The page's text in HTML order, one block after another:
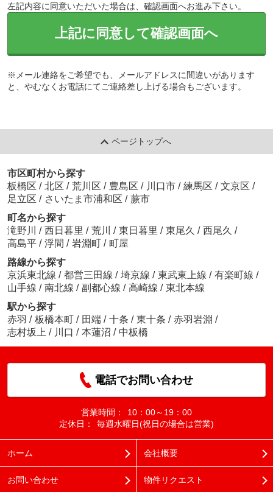
左記内容に同意いただいた場合は、確認画面へお進み下さい。
上記に同意して確認画面へ
※メール連絡をご希望でも、メールアドレスに間違いがあります
と、やむなくお電話にてご連絡差し上げる場合もございます。
ページトップへ
市区町村から探す
板橋区 / 北区 / 荒川区 / 豊島区 / 川口市 / 練馬区 / 文京区 /
足立区 / さいたま市浦和区 / 蕨市
町名から探す
滝野川 / 西日暮里 / 荒川 / 東日暮里 / 東尾久 / 西尾久 /
高島平 / 浮間 / 岩淵町 / 町屋
路線から探す
京浜東北線 / 都営三田線 / 埼京線 / 東武東上線 / 有楽町線 /
山手線 / 南北線 / 副都心線 / 高崎線 / 東北本線
駅から探す
赤羽 / 板橋本町 / 田端 / 十条 / 東十条 / 赤羽岩淵 /
志村坂上 / 川口 / 本蓮沼 / 中板橋
電話でお問い合わせ
営業時間：
10：00～19：00
定休日：
毎週水曜日(祝日の場合は営業)
ホーム 会社概要
お問い合わせ 物件リクエスト